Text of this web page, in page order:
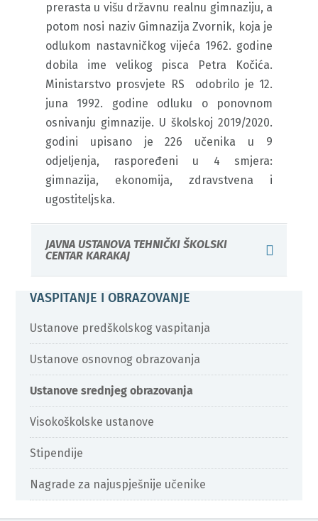
prerasta u višu državnu realnu gimnaziju, a
potom nosi naziv Gimnazija Zvornik, koja je
odlukom nastavničkog vijeća 1962. godine
dobila ime velikog pisca Petra Kočića.
Ministarstvo prosvjete RS odobrilo je 12.
juna 1992. godine odluku o ponovnom
osnivanju gimnazije. U školskoj 2019/2020.
godini upisano je 226 učenika u 9
odjeljenja, raspoređeni u 4 smjera:
gimnazija, ekonomija, zdravstvena i
ugostiteljska.
JAVNA USTANOVA TEHNIČKI ŠKOLSKI
CENTAR KARAKAJ
VASPITANJE I OBRAZOVANJE
Ustanove predškolskog vaspitanja
Ustanove osnovnog obrazovanja
Ustanove srednjeg obrazovanja
Visokoškolske ustanove
Stipendije
Nagrade za najuspješnije učenike